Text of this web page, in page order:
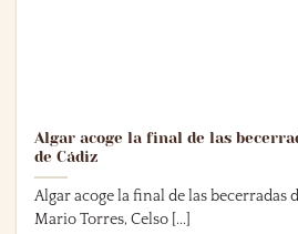
Algar acoge la final de las
de Cádiz
Algar acoge la final de las becerradas
Mario Torres, Celso [...]